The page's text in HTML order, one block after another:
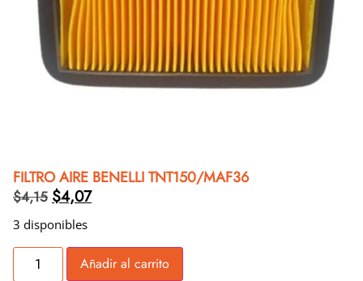
FILTRO AIRE BENELLI TNT150/MAF36
$4,15 $4,07
3 disponibles
Añadir al carrito